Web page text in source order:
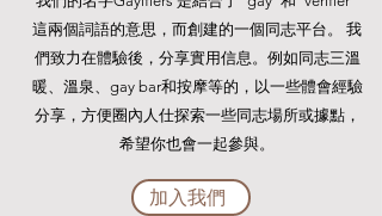
這兩個詞語的意思，而創建的一個同志平台。 我
們致力在體驗後，分享實用信息。例如同志三溫
暖、溫泉、gay bar和按摩等的，以一些體會經驗
分享，方便圈內人仕探索一些同志場所或據點，
希望你也會一起參與。
加入我們